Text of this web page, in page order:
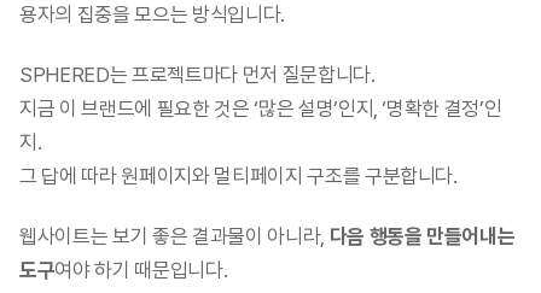
용자의 집중을 모으는 방식입니다.
SPHERED는 프로젝트마다 먼저 질문합니다.
지금 이 브랜드에 필요한 것은 ‘많은 설명’인지, ‘명확한 결정’인
지.
그 답에 따라 원페이지와 멀티페이지 구조를 구분합니다.
웹사이트는 보기 좋은 결과물이 아니라, 다음 행동을 만들어내는
도구여야 하기 때문입니다.